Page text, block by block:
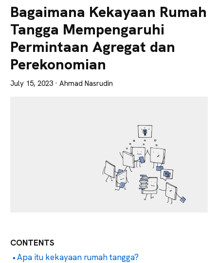
Tajam
Bagaimana Kekayaan Rumah
Tangga Mempengaruhi
Permintaan Agregat dan
Perekonomian
July 15, 2023 · Ahmad Nasrudin
CONTENTS
Apa itu kekayaan rumah tangga?